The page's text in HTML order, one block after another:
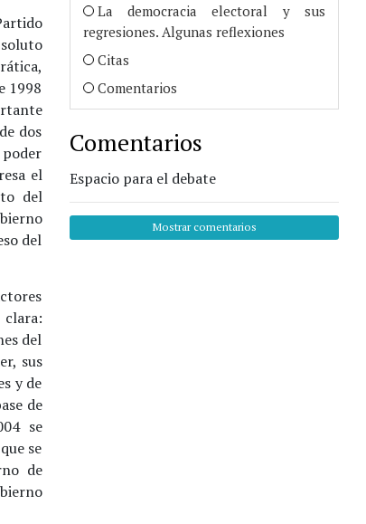
1998
dos
el
del
del
clara:
del
sus
y de
de
se
se
de
La democracia electoral y sus
regresiones. Algunas reflexiones
Citas
Comentarios
Comentarios
Espacio para el debate
Mostrar comentarios